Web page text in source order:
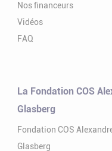
Nos financeurs
Vidéos
FAQ
La Fondation COS
Glasberg
Fondation COS
Glasberg